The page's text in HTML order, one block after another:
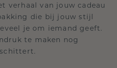
verhaal van jouw cadeau
die bij jouw stijl
je om iemand geeft.
te maken nog